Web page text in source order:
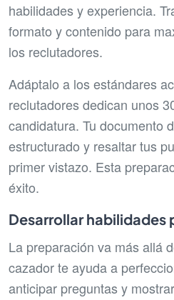
habilidades y experiencia.
formato y contenido para
los reclutadores.
Adáptalo a los estándares
reclutadores dedican unos
candidatura. Tu documento
estructurado y resaltar tus
primer vistazo. Esta
éxito.
Desarrollar habilidades
La preparación va más allá
cazador te ayuda a
anticipar preguntas y